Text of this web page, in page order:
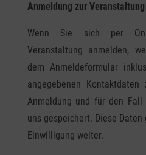
Anmeldung zur Veranstaltung
Wenn Sie sich per
Veranstaltung anmelden,
dem Anmeldeformular
angegebenen
Anmeldung und für den Fall
uns gespeichert. Diese
Einwilligung weiter.